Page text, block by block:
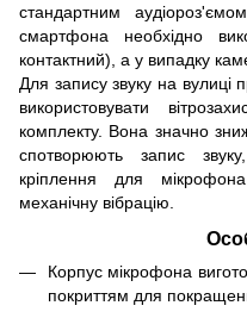
стандартним
смартфона необхідно
контактний), а у випадку
Для запису звуку на вулиці
використовувати
комплекту. Вона значно
спотворюють запис
кріплення для
механічну вібрацію.
Корпус мікрофона
покриттям для